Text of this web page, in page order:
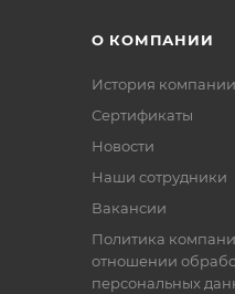
О КОМПАНИИ
История компании
Сертификаты
Новости
Наши сотрудники
Вакансии
Политика
отношении
персональных